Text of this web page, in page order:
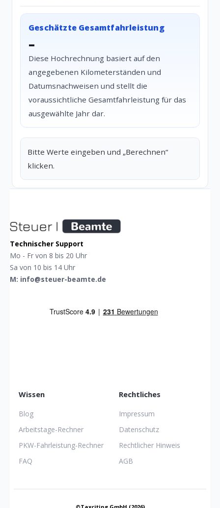
Geschätzte Gesamtfahrleistung
–
Diese Hochrechnung basiert auf den
angegebenen Kilometerständen und
Datumsnachweisen und stellt die
voraussichtliche Gesamtfahrleistung für das
ausgewählte Jahr dar.
Bitte Werte eingeben und „Berechnen“
klicken.
Technischer Support
Mo - Fr von 8 bis 20 Uhr
Sa von 10 bis 14 Uhr
M: info@steuer-beamte.de
Wissen
Blog
Arbeitstage-Rechner
PKW-Fahrleistung-Rechner
FAQ
Rechtliches
Impressum
Datenschutz
Rechtlicher Hinweis
AGB